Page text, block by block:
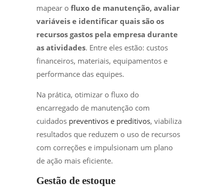
mapear o fluxo de manutenção, avaliar
variáveis e identificar quais são os
recursos gastos pela empresa durante
as atividades. Entre eles estão: custos
financeiros, materiais, equipamentos e
performance das equipes.
Na prática, otimizar o fluxo do
encarregado de manutenção com
cuidados preventivos e preditivos, viabiliza
resultados que reduzem o uso de recursos
com correções e impulsionam um plano
de ação mais eficiente.
Gestão de estoque